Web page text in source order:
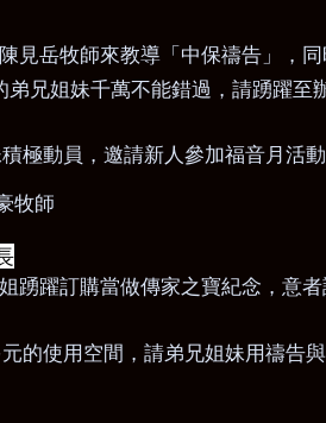
見岳牧師來教導「中保禱告」，
兄姐妹千萬不能錯過，請踴躍至
極動員，邀請新人參加福音月活動
牧師
踴躍訂購當做傳家之寶紀念，意
的使用空間，請弟兄姐妹用禱告與